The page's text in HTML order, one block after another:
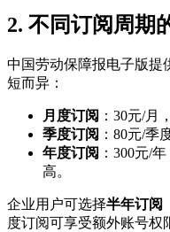
2. 不同订阅周期
中国劳动保障报电子版提
短而异：
月度订阅 ：30元/月
季度订阅 ：80元/季
年度订阅 ：300元/
高。
企业用户可选择半年订阅
度订阅可享受额外账号权